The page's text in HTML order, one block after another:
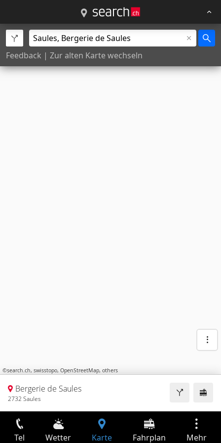
Feedback | Zur alten Karte wechseln
©search.ch, swisstopo, OpenStreetMap, others
Bergerie de Saules
2732 Saules
Tel Wetter Karte Fahrplan Mehr